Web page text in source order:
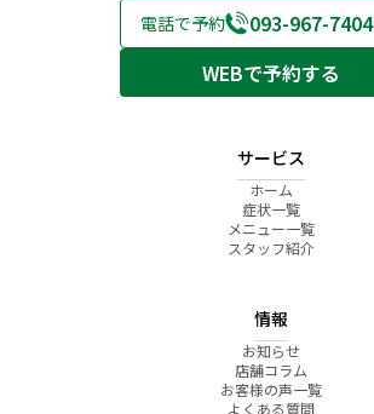
電話で予約
093-967-7404
WEBで予約する
サービス
ホーム
症状一覧
メニュー一覧
スタッフ紹介
情報
お知らせ
店舗コラム
お客様の声一覧
よくある質問